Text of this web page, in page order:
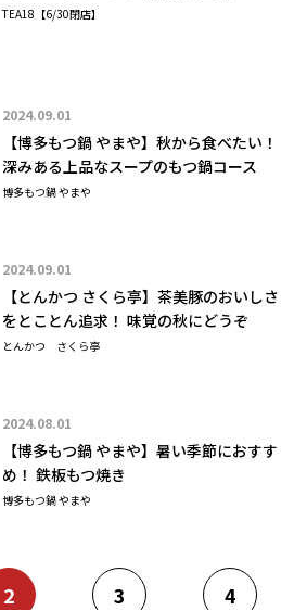
TEA18【6/30閉店】
2024.09.01
【博多もつ鍋 やまや】秋から食べたい！
深みある上品なスープのもつ鍋コース
博多もつ鍋 やまや
2024.09.01
【とんかつ さくら亭】茶美豚のおいしさ
をとことん追求！ 味覚の秋にどうぞ
とんかつ さくら亭
2024.08.01
【博多もつ鍋 やまや】暑い季節におすす
め！ 鉄板もつ焼き
博多もつ鍋 やまや
2 3 4